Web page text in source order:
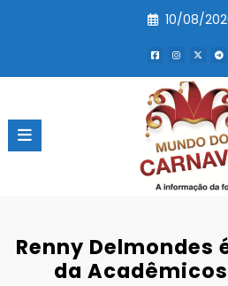
10/08/
Renny Delmondes
da